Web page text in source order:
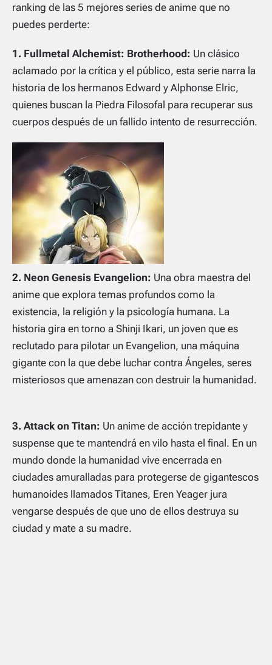
ranking de las 5 mejores series de anime que no
puedes perderte:
1. Fullmetal Alchemist: Brotherhood: Un clásico
aclamado por la crítica y el público, esta serie narra la
historia de los hermanos Edward y Alphonse Elric,
quienes buscan la Piedra Filosofal para recuperar sus
cuerpos después de un fallido intento de resurrección.
2. Neon Genesis Evangelion: Una obra maestra del
anime que explora temas profundos como la
existencia, la religión y la psicología humana. La
historia gira en torno a Shinji Ikari, un joven que es
reclutado para pilotar un Evangelion, una máquina
gigante con la que debe luchar contra Ángeles, seres
misteriosos que amenazan con destruir la humanidad.
3. Attack on Titan: Un anime de acción trepidante y
suspense que te mantendrá en vilo hasta el final. En un
mundo donde la humanidad vive encerrada en
ciudades amuralladas para protegerse de gigantescos
humanoides llamados Titanes, Eren Yeager jura
vengarse después de que uno de ellos destruya su
ciudad y mate a su madre.